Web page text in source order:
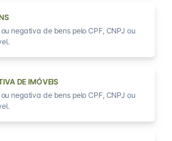
negativa de bens pelo CPF, CNPJ ou
DE IMÓVEIS
negativa de bens pelo CPF, CNPJ ou